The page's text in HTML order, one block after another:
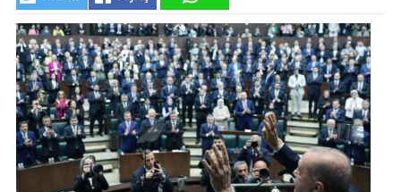
EKONOMİ
DÜNYA
MAGAZİN
GALERİ
VİDEO